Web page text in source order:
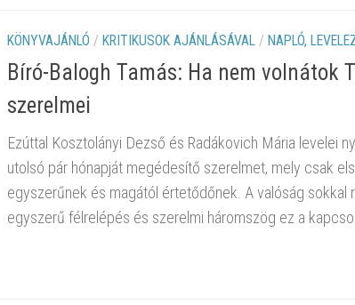
KÖNYVAJÁNLÓ / KRITIKUSOK AJÁNLÁSÁVAL / NAPLÓ,
Bíró-Balogh Tamás: Ha nem volnátok
szerelmei
Ezúttal Kosztolányi Dezső és Radákovich Mária levelei
utolsó pár hónapját megédesítő szerelmet, mely csak
egyszerűnek és magától értetődőnek. A valóság sokkal
egyszerű félrelépés és szerelmi háromszög ez a